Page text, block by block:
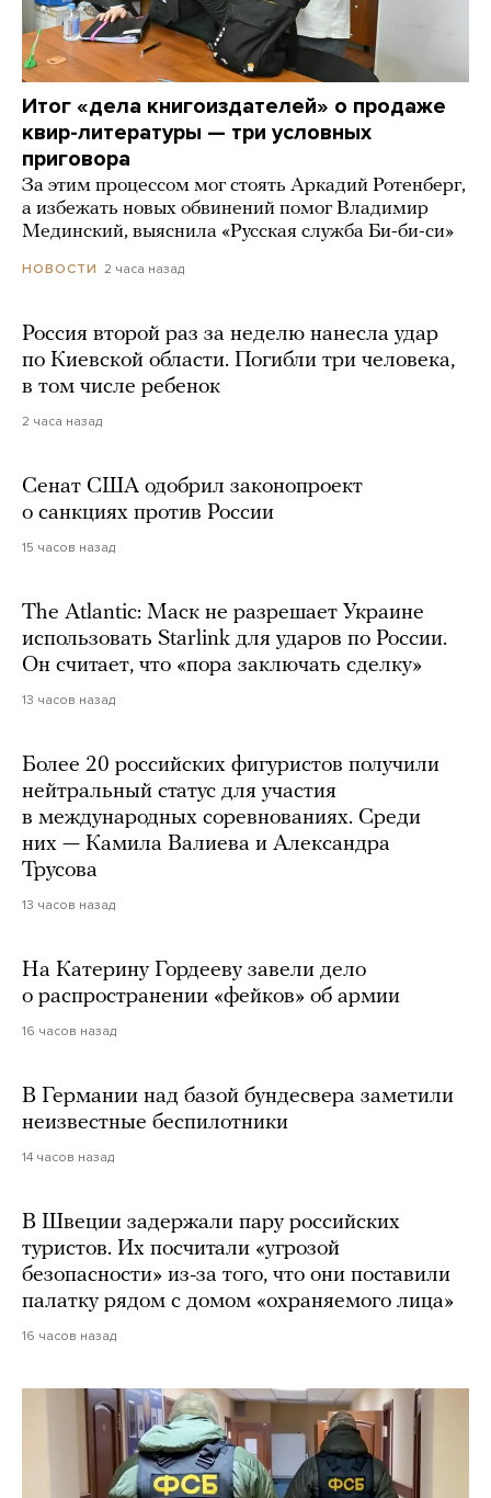
Итог «дела книгоиздателей» о продаже
квир-литературы — три условных
приговора
За этим процессом мог стоять Аркадий Ротенберг,
а избежать новых обвинений помог Владимир
Мединский, выяснила «Русская служба Би-би-си»
НОВОСТИ 2 часа назад
Россия второй раз за неделю нанесла удар
по Киевской области. Погибли три человека,
в том числе ребенок
2 часа назад
Сенат США одобрил законопроект
о санкциях против России
15 часов назад
The Atlantic: Маск не разрешает Украине
использовать Starlink для ударов по России.
Он считает, что «пора заключать сделку»
13 часов назад
Более 20 российских фигуристов получили
нейтральный статус для участия
в международных соревнованиях. Среди
них — Камила Валиева и Александра
Трусова
13 часов назад
На Катерину Гордееву завели дело
о распространении «фейков» об армии
16 часов назад
В Германии над базой бундесвера заметили
неизвестные беспилотники
14 часов назад
В Швеции задержали пару российских
туристов. Их посчитали «угрозой
безопасности» из-за того, что они поставили
палатку рядом с домом «охраняемого лица»
16 часов назад